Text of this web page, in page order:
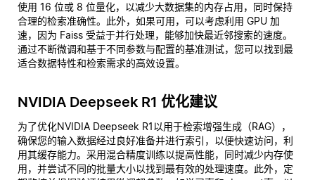
使用 16 位或 8 位量化，以减少大数据集的内存占用，同时保持
合理的检索准确性。此外，如果可用，可以考虑利用 GPU 加
速，因为 Faiss 受益于并行处理，能够加快最近邻搜索的速度。
通过不断微调和基于不同参数与配置的基准测试，您可以找到最
适合数据特性和检索需求的高效设置。
NVIDIA Deepseek R1 优化建议
为了优化NVIDIA Deepseek R1以用于检索增强生成（RAG），
确保您的输入数据经过良好准备并进行索引，以便快速访问，利
用其缓存能力。采用混合精度训练以提高性能，同时减少内存使
用，并尝试不同的批量大小以找到最有效的处理速度。此外，定